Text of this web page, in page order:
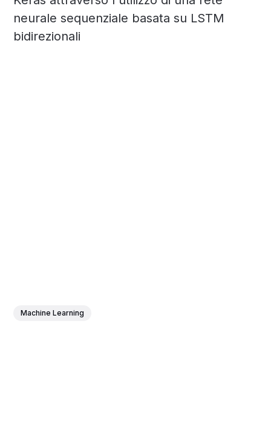
neurale sequenziale basata su LSTM
bidirezionali
Machine Learning